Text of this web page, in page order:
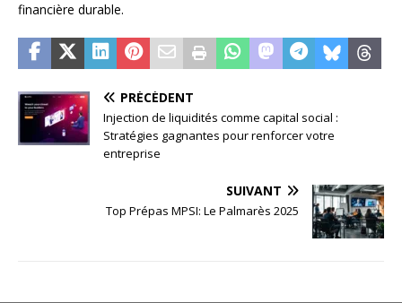
financière durable.
PRÉCÉDENT
Injection de liquidités comme capital social :
Stratégies gagnantes pour renforcer votre
entreprise
SUIVANT
Top Prépas MPSI: Le Palmarès 2025